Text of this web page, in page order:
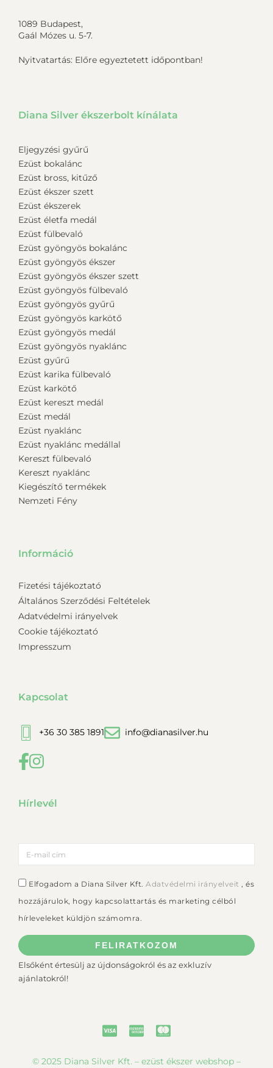
1089 Budapest,
Gaál Mózes u. 5-7.
Nyitvatartás: Előre egyeztetett időpontban!
Diana Silver ékszerbolt kínálata
Eljegyzési gyűrű
Ezüst bokalánc
Ezüst bross, kitűző
Ezüst ékszer szett
Ezüst ékszerek
Ezüst életfa medál
Ezüst fülbevaló
Ezüst gyöngyös bokalánc
Ezüst gyöngyös ékszer
Ezüst gyöngyös ékszer szett
Ezüst gyöngyös fülbevaló
Ezüst gyöngyös gyűrű
Ezüst gyöngyös karkötő
Ezüst gyöngyös medál
Ezüst gyöngyös nyaklánc
Ezüst gyűrű
Ezüst karika fülbevaló
Ezüst karkötő
Ezüst kereszt medál
Ezüst medál
Ezüst nyaklánc
Ezüst nyaklánc medállal
Kereszt fülbevaló
Kereszt nyaklánc
Kiegészítő termékek
Nemzeti Fény
Információ
Fizetési tájékoztató
Általános Szerződési Feltételek
Adatvédelmi irányelvek
Cookie tájékoztató
Impresszum
Kapcsolat
+36 30 385 1891 info@dianasilver.hu
Hírlevél
Elfogadom a Diana Silver Kft. Adatvédelmi irányelveit , és
hozzájárulok, hogy kapcsolattartás és marketing célból
hírleveleket küldjön számomra.
FELIRATKOZOM
Elsőként értesülj az újdonságokról és az exkluzív
ajánlatokról!
© 2025 Diana Silver Kft. – ezüst ékszer webshop –